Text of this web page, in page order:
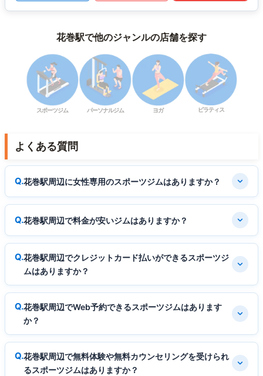
花巻駅で他のジャンルの店舗を探す
スポーツジム パーソナルジム ヨガ ピラティス
よくある質問
花巻駅周辺に女性専用のスポーツジムはありますか？
花巻駅周辺で料金が安いジムはありますか？
花巻駅周辺でクレジットカード払いができるスポーツジ
ムはありますか？
花巻駅周辺でWeb予約できるスポーツジムはあります
か？
花巻駅周辺で無料体験や無料カウンセリングを受けられ
るスポーツジムはありますか？